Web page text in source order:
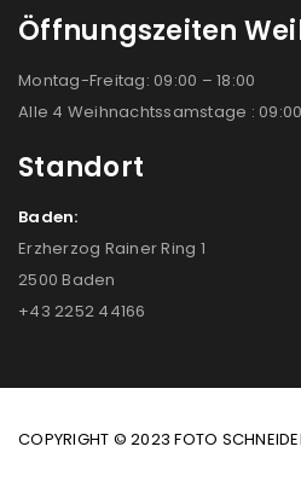
Öffnungszeiten
Montag-Freitag: 09:00 – 18:00
Alle 4 Weihnachtssamstage : 09:00
Standort
Baden:
Erzherzog Rainer Ring 1
2500 Baden
+43 2252 44166
COPYRIGHT © 2023 FOTO